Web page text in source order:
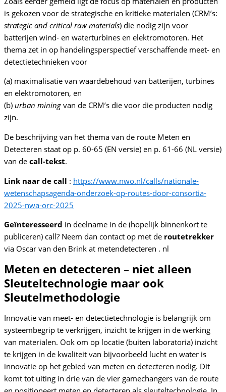
is gekozen voor de strategische en kritieke materialen (CRM’s:
strategic and critical raw materials) die nodig zijn voor
batterijen wind- en waterturbines en elektromotoren. Het
thema zet in op handelingsperspectief verschaffende meet- en
detectietechnieken voor
(a) maximalisatie van waardebehoud van batterijen, turbines
en elektromotoren, en
(b) urban mining van de CRM’s die voor die producten nodig
zijn.
De beschrijving van het thema van de route Meten en
Detecteren staat op p. 60-65 (EN versie) en p. 61-66 (NL versie)
van de call-tekst.
Link naar de call : https://www.nwo.nl/calls/nationale-
wetenschapsagenda-onderzoek-op-routes-door-consortia-
2025-nwa-orc-2025
Geïnteresseerd in deelname in de (hopelijk binnenkort te
publiceren) call? Neem dan contact op met de routetrekker
via Oscar van den Brink at metendetecteren . nl
Meten en detecteren – niet alleen
Sleuteltechnologie maar ook
Sleutelmethodologie
Innovatie van meet- en detectietechnologie is belangrijk om
systeembegrip te verkrijgen, inzicht te krijgen in de werking
van materialen. Ook om op locatie (buiten laboratoria) inzicht
te krijgen in de kwaliteit van bijvoorbeeld lucht en water is
innovatie op het gebied van meten en detecteren nodig. Dit
komt tot uiting in drie van de vier gamechangers van de route